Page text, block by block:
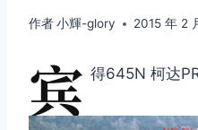
作者小輝-glory 2015 年 2
宾 得645N 柯达